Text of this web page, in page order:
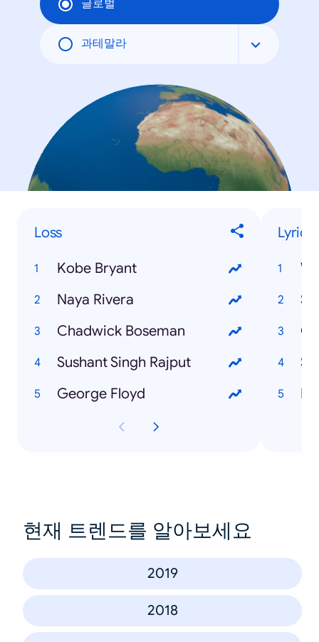
글로벌
과테말라
Loss
Kobe Bryant
Naya Rivera
Chadwick Boseman
Sushant Singh Rajput
George Floyd
Lyrics
현재 트렌드를 알아보세요
2019
2018